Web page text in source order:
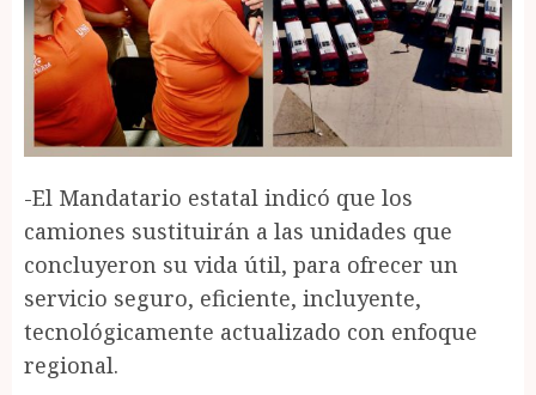
-El Mandatario estatal indicó que los
camiones sustituirán a las unidades que
concluyeron su vida útil, para ofrecer un
servicio seguro, eficiente, incluyente,
tecnológicamente actualizado con enfoque
regional.